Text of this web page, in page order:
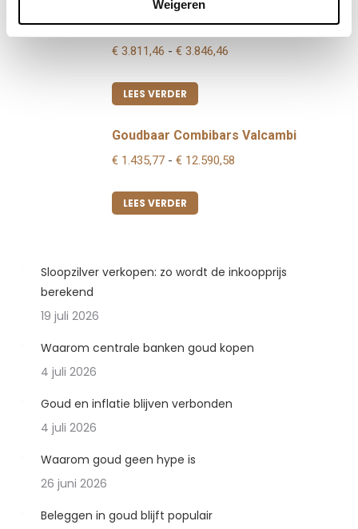
Weigeren
Krugerrand 1 ounce 2025
€ 3.811,46 - € 3.846,46
LEES VERDER
Goudbaar Combibars Valcambi
€ 1.435,77 - € 12.590,58
LEES VERDER
Sloopzilver verkopen: zo wordt de inkoopprijs
berekend
19 juli 2026
Waarom centrale banken goud kopen
4 juli 2026
Goud en inflatie blijven verbonden
4 juli 2026
Waarom goud geen hype is
26 juni 2026
Beleggen in goud blijft populair